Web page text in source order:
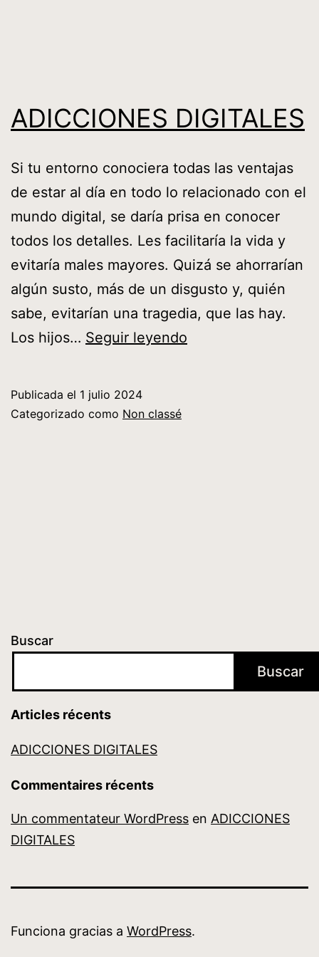
ADICCIONES DIGITALES
Si tu entorno conociera todas las ventajas
de estar al día en todo lo relacionado con el
mundo digital, se daría prisa en conocer
todos los detalles. Les facilitaría la vida y
evitaría males mayores. Quizá se ahorrarían
algún susto, más de un disgusto y, quién
sabe, evitarían una tragedia, que las hay.
Los hijos… Seguir leyendo
Publicada el 1 julio 2024
Categorizado como Non classé
Buscar
Buscar
Articles récents
ADICCIONES DIGITALES
Commentaires récents
Un commentateur WordPress en ADICCIONES
DIGITALES
Funciona gracias a WordPress.